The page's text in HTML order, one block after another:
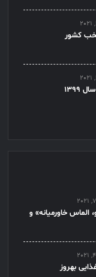
کشور
الماس خاورمیانه» و
بهروز